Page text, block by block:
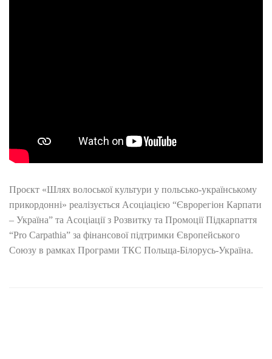
Проєкт «Шлях волоської культури у польсько-українському
прикордонні» реалізується Асоціацією “Єврорегіон Карпати
– Україна” та Асоціації з Розвитку та Промоції Підкарпаття
“Pro Carpathia” за фінансової підтримки Європейського
Союзу в рамках Програми ТКС Польща-Білорусь-Україна.